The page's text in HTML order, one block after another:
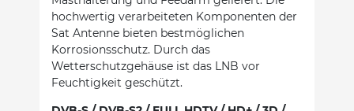
hochwertig verarbeiteten Komponenten der
Sat Antenne bieten bestmöglichen
Korrosionsschutz. Durch das
Wetterschutzgehäuse ist das LNB vor
Feuchtigkeit geschützt.